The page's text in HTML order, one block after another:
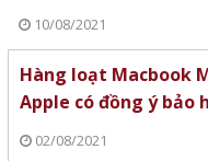
10/08/2021
Hàng loạt Macbook
Apple có đồng ý bảo
02/08/2021